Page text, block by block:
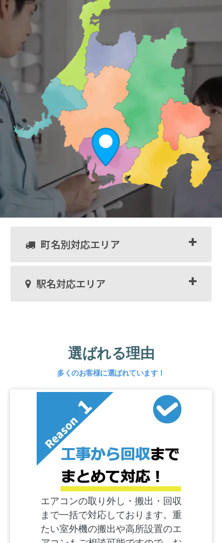
町名別対応エリア
駅名対応エリア
選ばれる理由
多くのお客様に選ばれています！
エアコンの取り外し・搬出・回収
まで一括で対応しております。重
たい室外機の搬出や高所設置のエ